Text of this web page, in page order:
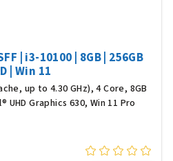
| i3-10100 | 8GB | 256GB
| Win 11
up to 4.30 GHz), 4 Core, 8GB
UHD Graphics 630, Win 11 Pro